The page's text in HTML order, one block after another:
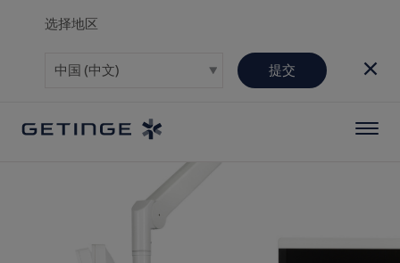
选择地区
提交